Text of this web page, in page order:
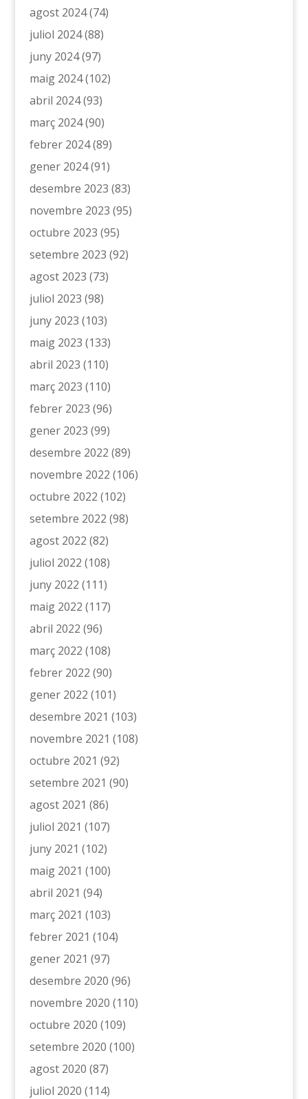
agost 2024(74)
juliol 2024(88)
juny 2024(97)
maig 2024(102)
abril 2024(93)
març 2024(90)
febrer 2024(89)
gener 2024(91)
desembre 2023 (83)
novembre 2023 (95)
octubre 2023 (95)
setembre 2023 (92)
agost 2023 (73)
juliol 2023 (98)
juny 2023 (103)
maig 2023 (133)
abril 2023 (110)
març 2023 (110)
febrer 2023 (96)
gener 2023 (99)
desembre 2022 (89)
novembre 2022 (106)
octubre 2022 (102)
setembre 2022 (98)
agost 2022 (82)
juliol 2022 (108)
juny 2022 (111)
maig 2022 (117)
abril 2022 (96)
març 2022 (108)
febrer 2022 (90)
gener 2022 (101)
desembre 2021 (103)
novembre 2021 (108)
octubre 2021 (92)
setembre 2021 (90)
agost 2021 (86)
juliol 2021 (107)
juny 2021 (102)
maig 2021 (100)
abril 2021 (94)
març 2021 (103)
febrer 2021 (104)
gener 2021 (97)
desembre 2020 (96)
novembre 2020 (110)
octubre 2020 (109)
setembre 2020 (100)
agost 2020 (87)
juliol 2020 (114)